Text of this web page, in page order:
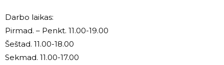
Darbo laikas:
Pirmad. – Penkt. 11.00-19.00
Šeštad. 11.00-18.00
Sekmad. 11.00-17.00